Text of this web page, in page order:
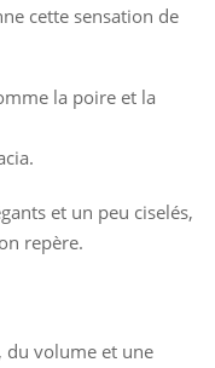
cette sensation de
la poire et la
et un peu ciselés,
repère.
du volume et une